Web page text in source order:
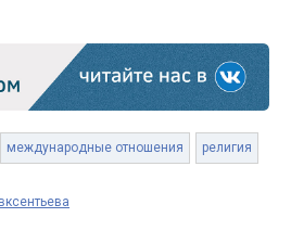
международные отношения религия